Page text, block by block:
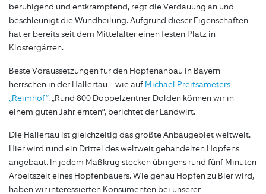
beruhigend und entkrampfend, regt die Verdauung an und
beschleunigt die Wundheilung. Aufgrund dieser Eigenschaften
hat er bereits seit dem Mittelalter einen festen Platz in
Klostergärten.
Beste Voraussetzungen für den Hopfenanbau in Bayern
herrschen in der Hallertau – wie auf Michael Preitsameters
„Reimhof“. „Rund 800 Doppelzentner Dolden können wir in
einem guten Jahr ernten“, berichtet der Landwirt.
Die Hallertau ist gleichzeitig das größte Anbaugebiet weltweit.
Hier wird rund ein Drittel des weltweit gehandelten Hopfens
angebaut. In jedem Maßkrug stecken übrigens rund fünf Minuten
Arbeitszeit eines Hopfenbauers. Wie genau Hopfen zu Bier wird,
haben wir interessierten Konsumenten bei unserer